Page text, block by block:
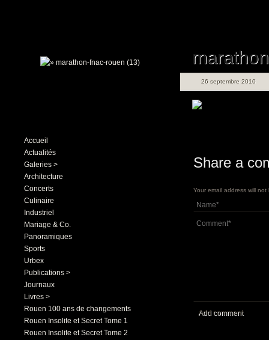
Accueil
Actualités
Galeries >
Architecture
Concerts
Culinaire
Industriel
Mariage & Co.
Panoramiques
Sports
Urbex
Publications >
Journaux
Livres >
Rouen 100 ans de changements
Rouen Insolite et Secret Tome 1
Rouen Insolite et Secret Tome 2
26 septembre 2010
Share a
Your email address will
Add comment